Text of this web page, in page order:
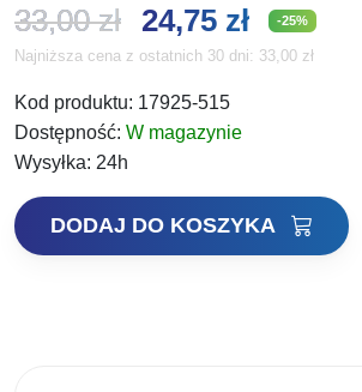
33,00zł Pierwotna
cena
wynosiła:
24,75 złAktualna
cena
-25%
Najniższa cena z ostatnich 30 dni: 33,00 zł
Kod produktu: 17925-515
Dostępność: W magazynie
Wysyłka: 24h
ilość
Daiwa
DODAJ DO KOSZYKA